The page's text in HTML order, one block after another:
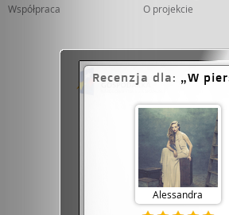
Współpraca
O projekcie
Recenzja dla: W
Alessandra